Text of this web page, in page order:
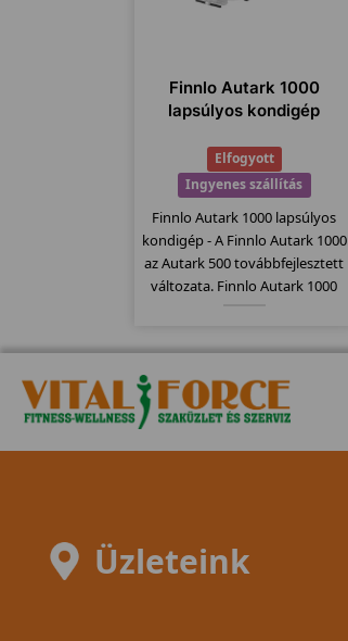
Finnlo Autark 1000
lapsúlyos kondigép
Elfogyott
Ingyenes szállítás
Finnlo Autark 1000 lapsúlyos
kondigép - A Finnlo Autark 1000
az Autark 500 továbbfejlesztett
változata. Finnlo Autark 1000
gyakorlati lehetőségeket kínál.
Üzleteink